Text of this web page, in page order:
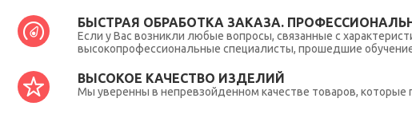
БЫСТРАЯ ОБРАБОТКА ЗАКАЗА.
Если у Вас возникли любые вопросы, связанные с
высокопрофессиональные специалисты, прошедшие
ВЫСОКОЕ КАЧЕСТВО ИЗДЕЛИЙ
Мы уверенны в непревзойденном качестве товаров,